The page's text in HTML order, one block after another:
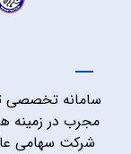
سامانه تخصصی
مجرب در زمینه
شرکت سهامی